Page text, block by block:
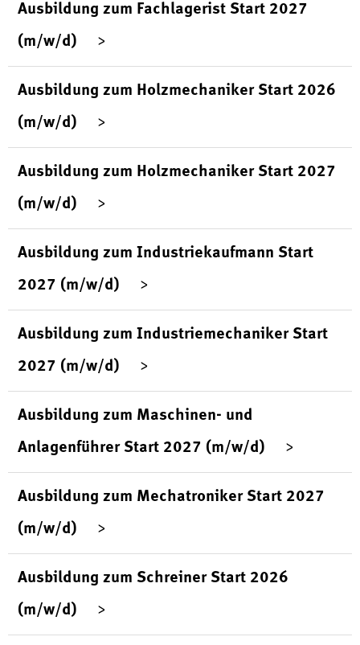
Ausbildung zum Fachlagerist Start 2027
(m/w/d)
Ausbildung zum Holzmechaniker Start 2026
(m/w/d)
Ausbildung zum Holzmechaniker Start 2027
(m/w/d)
Ausbildung zum Industriekaufmann Start
2027 (m/w/d)
Ausbildung zum Industriemechaniker Start
2027 (m/w/d)
Ausbildung zum Maschinen- und
Anlagenführer Start 2027 (m/w/d)
Ausbildung zum Mechatroniker Start 2027
(m/w/d)
Ausbildung zum Schreiner Start 2026
(m/w/d)